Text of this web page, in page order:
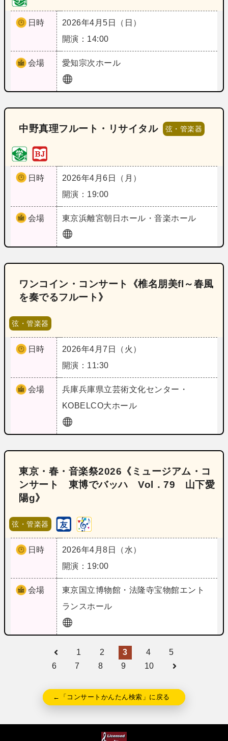
日時
2026年4月5日（日）
開演：14:00
会場 愛知宗次ホール
中野真理フルート・リサイタル 弦・管楽器
日時
2026年4月6日（月）
開演：19:00
会場 東京浜離宮朝日ホール・音楽ホール
ワンコイン・コンサート《椎名朋美fl～春風
を奏でるフルート》
弦・管楽器
日時
2026年4月7日（火）
開演：11:30
会場 兵庫兵庫県立芸術文化センター・
KOBELCO大ホール
東京・春・音楽祭2026《ミュージアム・コ
ンサート 東博でバッハ Vol．79 山下愛
陽g》
弦・管楽器
日時
2026年4月8日（水）
開演：19:00
会場 東京国立博物館・法隆寺宝物館エント
ランスホール
1 2 3 4
5
6
7 8 9 10
←「コンサートかんたん検索」に戻る